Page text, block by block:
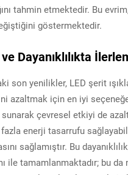
tahmin etmektedir. Bu
göstermektedir.
Dayanıklılıkta
son yenilikler, LED şerit
azaltmak için en iyi
çevresel etkiyi de
fazla enerji tasarrufu
sağlamıştır. Bu
ile tamamlanmaktadır; bu